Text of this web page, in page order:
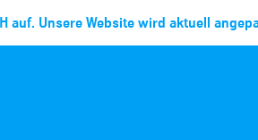
Unsere Website wird aktuell